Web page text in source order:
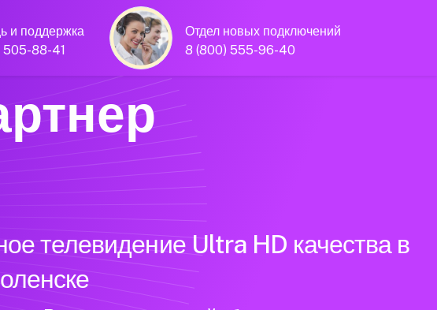
и поддержка
505-88-41
Отдел новых подключений
8 (800) 555-96-40
телевидение Ultra HD качества в